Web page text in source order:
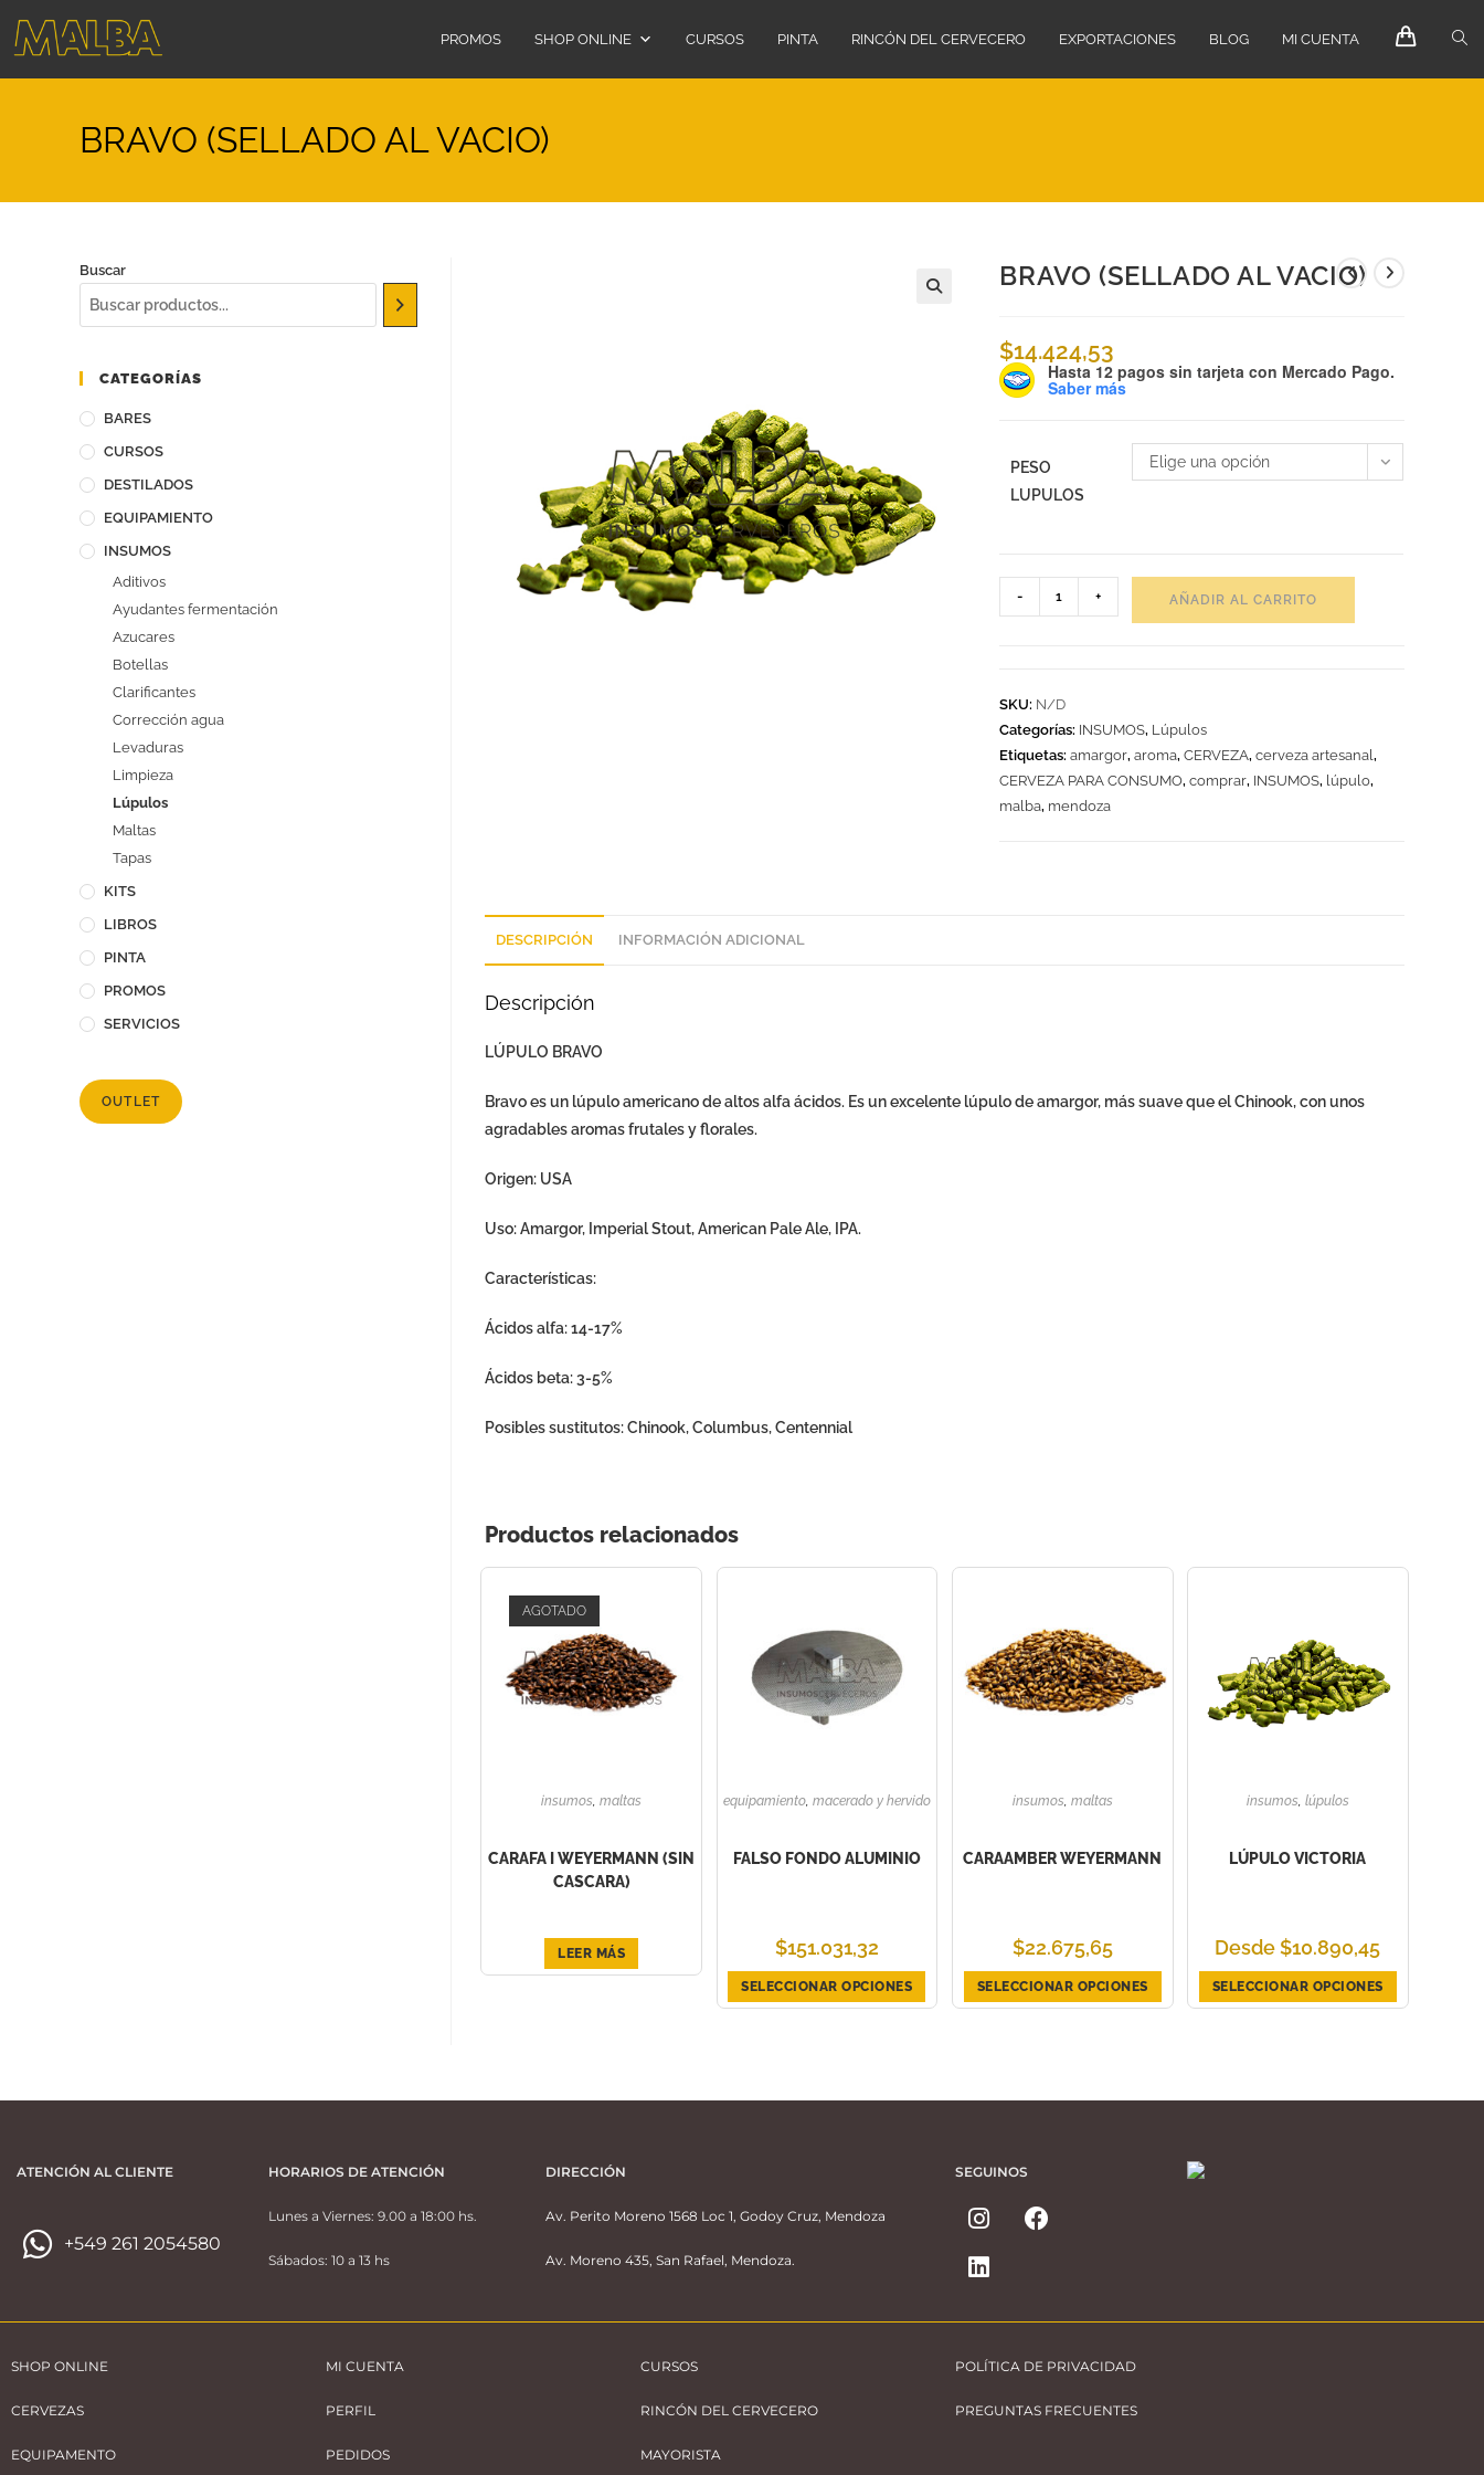
PROMOS SHOP ONLINE CURSOS PINTA RINCÓN DEL CERVECERO EXPORTACIONES BLOG MI CUENTA
BRAVO (SELLADO AL VACIO)
BRAVO (SELLADO AL VACIO)
$14.424,53
Hasta 12 pagos sin tarjeta con Mercado Pago.
Saber más
PESO
LUPULOS
Elige una opción
- + AÑADIR AL CARRITO
SKU: N/D
Categorías: INSUMOS, Lúpulos
Etiquetas:amargor,aroma,CERVEZA,cerveza artesanal,
CERVEZA PARA CONSUMO,comprar, INSUMOS, lúpulo,
malba, mendoza
DESCRIPCIÓN INFORMACIÓN ADICIONAL
Descripción
LÚPULO BRAVO
Bravo es un lúpulo americano de altos alfa ácidos. Es un excelente lúpulo de amargor, más suave que el Chinook, con unos
agradables aromas frutales y florales.
Origen: USA
Uso: Amargor, Imperial Stout, American Pale Ale, IPA.
Características:
Ácidos alfa: 14-17%
Ácidos beta: 3-5%
Posibles sustitutos: Chinook, Columbus, Centennial
Productos relacionados
AGOTADO
insumos,maltas
CARAFA I WEYERMANN (SIN
CASCARA)
LEER MÁS
equipamiento, macerado y hervido
FALSO FONDO ALUMINIO
$151.031,32
SELECCIONAR OPCIONES
insumos, maltas
CARAAMBER WEYERMANN
$22.675,65
SELECCIONAR OPCIONES
insumos, lúpulos
LÚPULO VICTORIA
Desde $10.890,45
SELECCIONAR OPCIONES
Buscar
CATEGORÍAS
BARES
CURSOS
DESTILADOS
EQUIPAMIENTO
INSUMOS
Aditivos
Ayudantes fermentación
Azucares
Botellas
Clarificantes
Corrección agua
Levaduras
Limpieza
Lúpulos
Maltas
Tapas
KITS
LIBROS
PINTA
PROMOS
SERVICIOS
OUTLET
ATENCIÓN AL CLIENTE
+549 261 2054580
HORARIOS DE ATENCIÓN
Lunes a Viernes: 9.00 a 18:00 hs.
Sábados: 10 a 13 hs
DIRECCIÓN
Av. Perito Moreno 1568 Loc 1, Godoy Cruz, Mendoza
Av. Moreno 435, San Rafael, Mendoza.
SEGUINOS
SHOP ONLINE
CERVEZAS
EQUIPAMENTO
MI CUENTA
PERFIL
PEDIDOS
CURSOS
RINCÓN DEL CERVECERO
MAYORISTA
POLÍTICA DE PRIVACIDAD
PREGUNTAS FRECUENTES